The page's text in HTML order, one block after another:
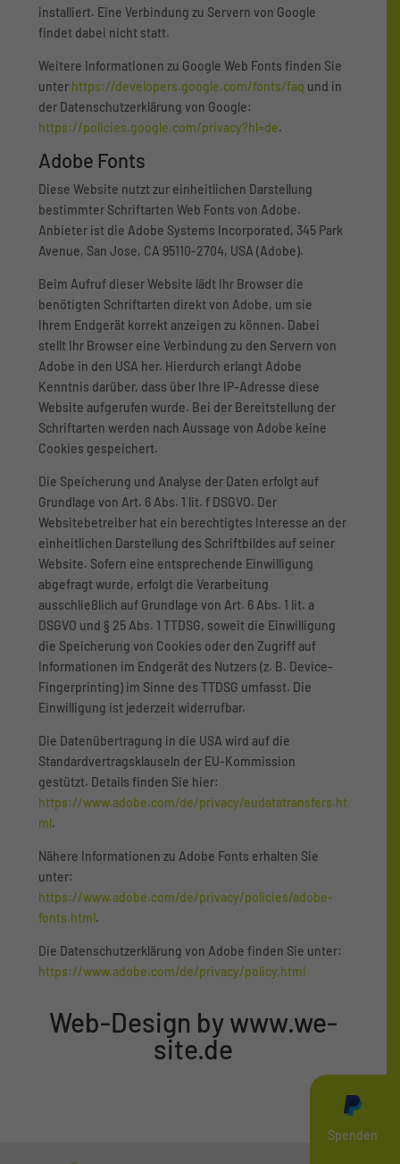
Spenden
installiert. Eine Verbindung zu Servern von Google
findet dabei nicht statt.
Weitere Informationen zu Google Web Fonts finden Sie
unter https://developers.google.com/fonts/faq und in
der Datenschutzerklärung von Google:
https://policies.google.com/privacy?hl=de.
Adobe Fonts
Diese Website nutzt zur einheitlichen Darstellung
bestimmter Schriftarten Web Fonts von Adobe.
Anbieter ist die Adobe Systems Incorporated, 345 Park
Avenue, San Jose, CA 95110-2704, USA (Adobe).
Beim Aufruf dieser Website lädt Ihr Browser die
benötigten Schriftarten direkt von Adobe, um sie
Ihrem Endgerät korrekt anzeigen zu können. Dabei
stellt Ihr Browser eine Verbindung zu den Servern von
Adobe in den USA her. Hierdurch erlangt Adobe
Kenntnis darüber, dass über Ihre IP-Adresse diese
Website aufgerufen wurde. Bei der Bereitstellung der
Schriftarten werden nach Aussage von Adobe keine
Cookies gespeichert.
Die Speicherung und Analyse der Daten erfolgt auf
Grundlage von Art. 6 Abs. 1 lit. f DSGVO. Der
Websitebetreiber hat ein berechtigtes Interesse an der
einheitlichen Darstellung des Schriftbildes auf seiner
Website. Sofern eine entsprechende Einwilligung
abgefragt wurde, erfolgt die Verarbeitung
ausschließlich auf Grundlage von Art. 6 Abs. 1 lit. a
DSGVO und § 25 Abs. 1 TTDSG, soweit die Einwilligung
die Speicherung von Cookies oder den Zugriff auf
Informationen im Endgerät des Nutzers (z. B. Device-
Fingerprinting) im Sinne des TTDSG umfasst. Die
Einwilligung ist jederzeit widerrufbar.
Die Datenübertragung in die USA wird auf die
Standardvertragsklauseln der EU-Kommission
gestützt. Details finden Sie hier:
https://www.adobe.com/de/privacy/eudatatransfers.ht
ml.
Nähere Informationen zu Adobe Fonts erhalten Sie
unter:
https://www.adobe.com/de/privacy/policies/adobe-
fonts.html.
Die Datenschutzerklärung von Adobe finden Sie unter:
https://www.adobe.com/de/privacy/policy.html
Web-Design bywww.we-
site.de